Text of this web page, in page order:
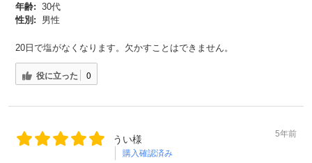
年齢: 30代
性別:
男性
20日で塩がなくなります。欠かすことはできません。
役に立った 0
うい様
購入確認済み
5年前